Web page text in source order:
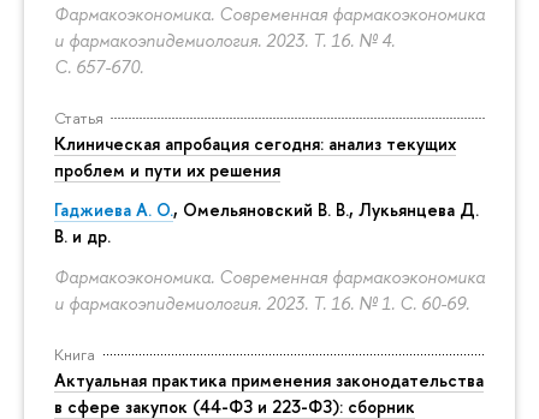
Фармакоэкономика. Современная фармакоэкономика
и фармакоэпидемиология. 2023. Т. 16. № 4.
С. 657-670.
Статья
Клиническая апробация сегодня: анализ текущих
проблем и пути их решения
Гаджиева А. О., Омельяновский В. В., Лукьянцева Д.
В. и др.
Фармакоэкономика. Современная фармакоэкономика
и фармакоэпидемиология. 2023. Т. 16. № 1. С. 60-69.
Книга
Актуальная практика применения законодательства
в сфере закупок (44-ФЗ и 223-ФЗ): сборник